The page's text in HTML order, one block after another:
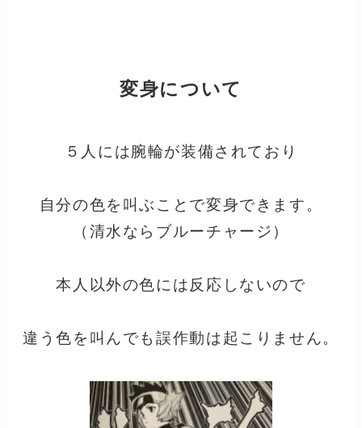
変身について
５人には腕輪が装備されており
自分の色を叫ぶことで変身できます。
（清水ならブルーチャージ）
本人以外の色には反応しないので
違う色を叫んでも誤作動は起こりません。